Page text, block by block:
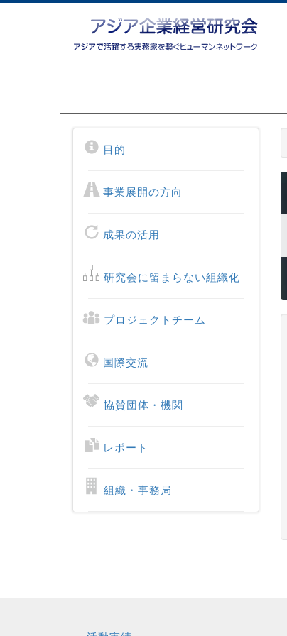
目的
事業展開の方向
成果の活用
研究会に留まらない組織化
プロジェクトチーム
国際交流
協賛団体・機関
レポート
組織・事務局